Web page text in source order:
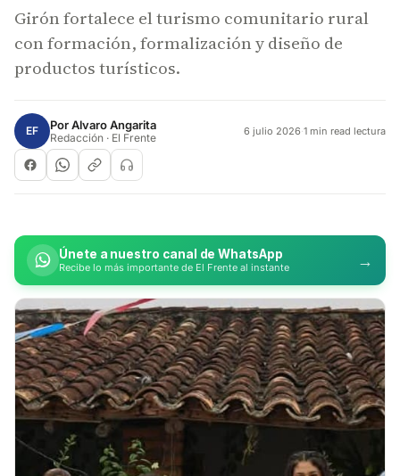
Girón fortalece el turismo comunitario rural
con formación, formalización y diseño de
productos turísticos.
EF PorAlvaro Angarita
Redacción · El Frente 6 julio 2026·1 min read lectura
Únete a nuestro canal de WhatsApp
Recibe lo más importante de El Frente al instante →